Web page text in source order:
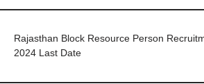
Rajasthan Block Resource Person
2024 Last Date